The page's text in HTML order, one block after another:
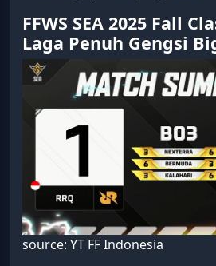
FFWS SEA 2025 Fall
Laga Penuh Gengsi
source: YT FF Indonesia